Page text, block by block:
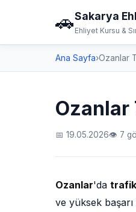
🚗Sakarya
Ehliyet Kursu &
Ana Sayfa›Ozanlar
Ozanlar
📅 19.05.2026👁 7
Ozanlar'da
ve yüksek başarı